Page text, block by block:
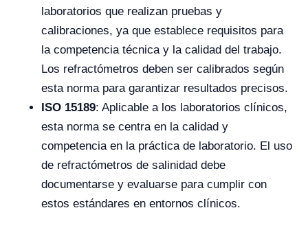
laboratorios que realizan pruebas y
calibraciones, ya que establece requisitos para
la competencia técnica y la calidad del trabajo.
Los refractómetros deben ser calibrados según
esta norma para garantizar resultados precisos.
ISO 15189: Aplicable a los laboratorios clínicos,
esta norma se centra en la calidad y
competencia en la práctica de laboratorio. El uso
de refractómetros de salinidad debe
documentarse y evaluarse para cumplir con
estos estándares en entornos clínicos.